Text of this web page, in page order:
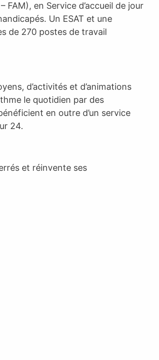
FAM), en Service d’accueil de jour
Un ESAT et une
de 270 postes de travail
d’activités et d’animations
le quotidien par des
en outre d’un service
24.
et réinvente ses